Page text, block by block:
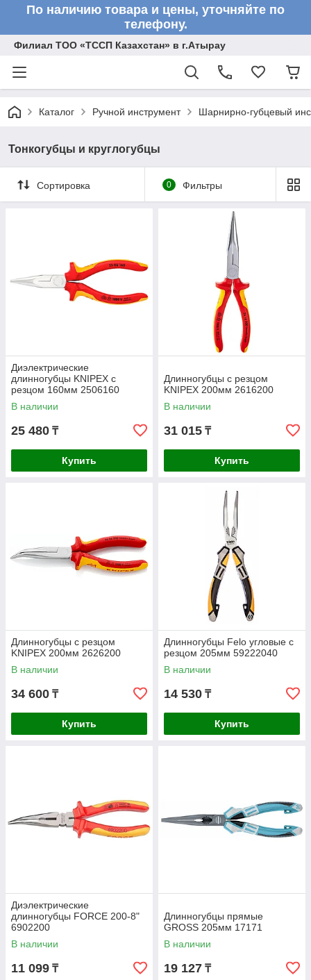
По наличию товара и цены, уточняйте по
телефону.
Филиал ТОО «ТССП Казахстан» в г.Атырау
Каталог Ручной инструмент Шарнирно-губцевый
Тонкогубцы и круглогубцы
Сортировка 0 Фильтры
Диэлектрические
длинногубцы KNIPEX с
резцом 160мм 2506160
В наличии
25 480 ₸
Купить
Длинногубцы с резцом
KNIPEX 200мм 2616200
В наличии
31 015 ₸
Купить
Длинногубцы с резцом
KNIPEX 200мм 2626200
В наличии
34 600 ₸
Купить
Длинногубцы Felo угловые с
резцом 205мм 59222040
В наличии
14 530 ₸
Купить
Диэлектрические
длинногубцы FORCE 200-8"
6902200
В наличии
11 099 ₸
Длинногубцы прямые
GROSS 205мм 17171
В наличии
19 127 ₸